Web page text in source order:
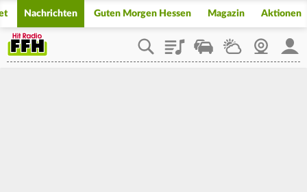
Nachrichten Guten Morgen Hessen Magazin Aktionen
PlaylistStaupilotWetterWebcam